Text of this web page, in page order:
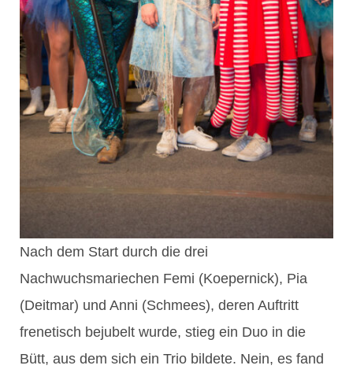
Nach dem Start durch die drei
Nachwuchsmariechen Femi (Koepernick), Pia
(Deitmar) und Anni (Schmees), deren Auftritt
frenetisch bejubelt wurde, stieg ein Duo in die
Bütt, aus dem sich ein Trio bildete. Nein, es fand